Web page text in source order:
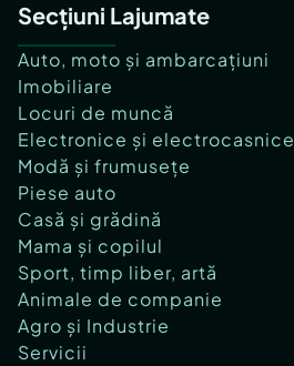
Secțiuni Lajumate
Auto, moto și ambarcațiuni
Imobiliare
Locuri de muncă
Electronice și electrocasnice
Modă și frumusețe
Piese auto
Casă și grădină
Mama și copilul
Sport, timp liber, artă
Animale de companie
Agro și Industrie
Servicii